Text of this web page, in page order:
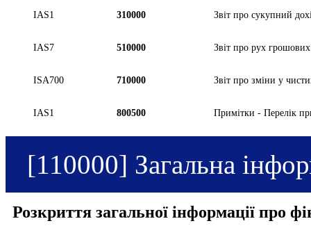
IAS1 310000 Звіт про сукупний
IAS7 510000 Звіт про рух
ISA700 710000 Звіт про зміни у
IAS1 800500 Примітки - Перелік
[110000] Загальна
Розкриття загальної інформації про